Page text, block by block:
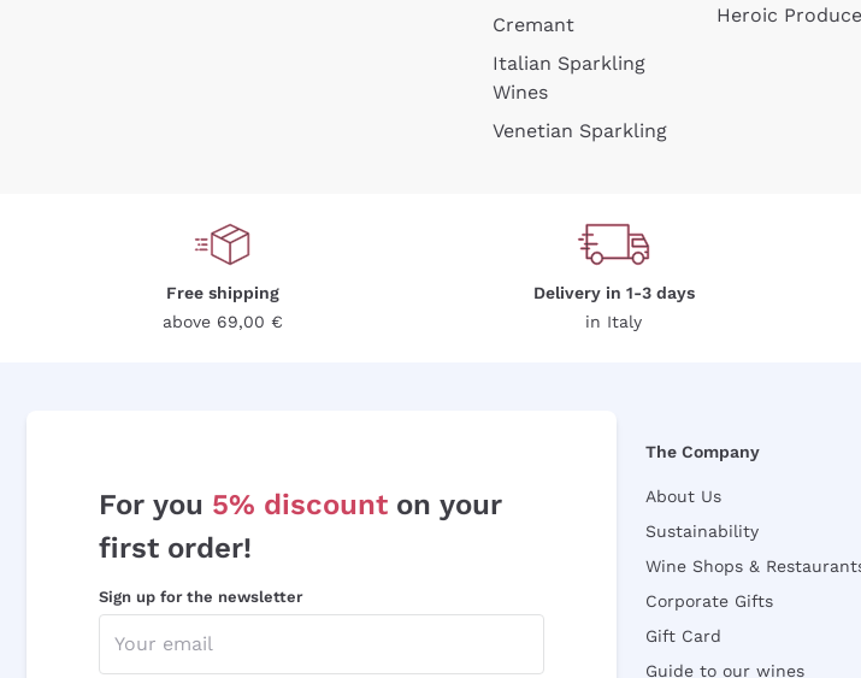
Cremant
Italian Sparkling
Wines
Venetian Sparkling
Heroic
Free shipping
above 69,00 €
Delivery in 1-3 days
in Italy
For you 5% discount on your
first order!
Sign up for the newsletter
The Company
About Us
Sustainability
Wine Shops &
Corporate Gifts
Gift Card
Guide to our wines